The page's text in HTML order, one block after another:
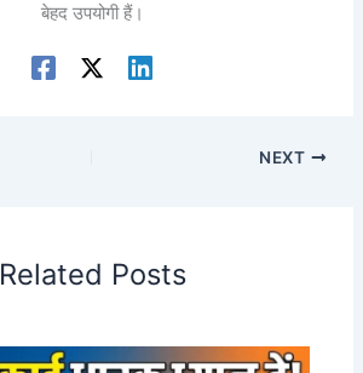
बेहद उपयोगी हैं।
NEXT
Related Posts